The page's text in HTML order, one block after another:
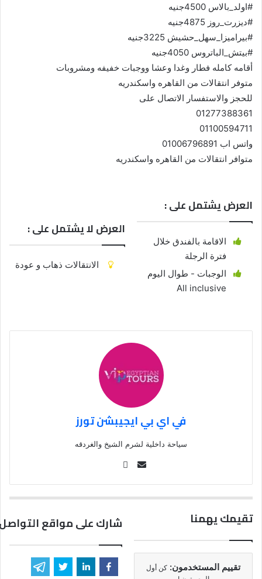
#اولد_بالاس 4500جنيه
#ديزرت_روز 4875جنيه
#بيراميزا_سهل_حشيش 3225جنيه
#بيتش_الباتروس 4050جنيه
أقامه كامله فطار وغدا وعشا ووجبات خفيفه ومشروبات
متوفر انتقالات من القاهره واسكندريه
للحجز والاستفسار الاتصال على
01277388361
01100594711
واتس اب 01006796891
متوافر انتقالات من القاهره واسكندريه
العرض يشتمل على :
الاقامة بالفندق خلال
فترة الرجلة
الوجبات - طوال اليوم
All inclusive
العرض لا يشتمل على :
الانتقالات ذهاب و عودة
في اي بي ايجيبشن تورز
سياحة داخلية لشرم الشيخ والغردقه
Se
an
تقيمك يهمنا
تقييم المستخدمون: كن أول
شارك على مواقع